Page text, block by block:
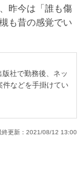
昨今は「誰も傷
も昔の感覚でい
社で勤務後、ネッ
件などを手掛けてい
終更新： 2021/08/12 13:00